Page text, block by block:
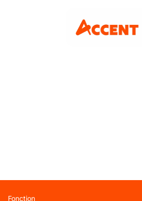
Fonction